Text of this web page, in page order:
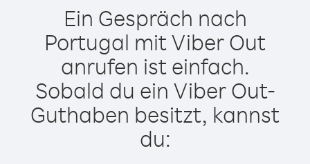
Ein Gespräch nach
Portugal mit Viber Out
anrufen ist einfach.
Sobald du ein Viber Out-
Guthaben besitzt, kannst
du: